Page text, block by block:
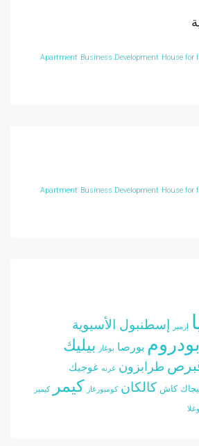
Apartment Business Development House for
Apartment Business Development House for
إزمير إسطنبول الأسيوية
بودروم بورصا بوغاز بيليك
طرابزون غرنه غوجيك
كاش كالكان كومبورغاز كيمر كيمير